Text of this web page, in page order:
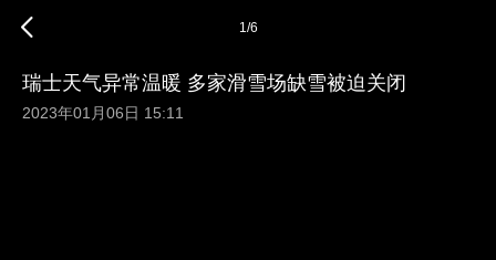
1/6
瑞士天气异常温暖 多家滑雪场缺雪被迫关闭
2023年01月06日 15:11